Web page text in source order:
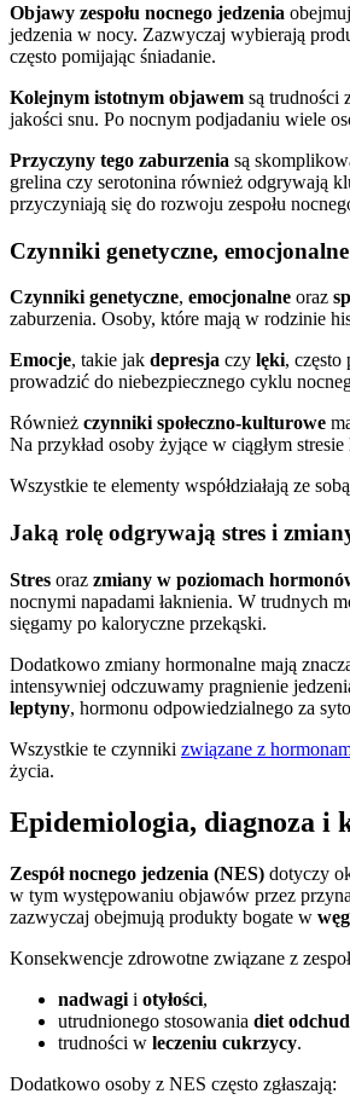
Objawy zespołu nocnego jedzenia
jedzenia w nocy. Zazwyczaj wybierają
często pomijając śniadanie.
Kolejnym istotnym objawem są trudności
jakości snu. Po nocnym podjadaniu wiele
Przyczyny tego zaburzenia są
grelina czy serotonina również odgrywają
przyczyniają się do rozwoju zespołu
Czynniki genetyczne, emocjonalne
Czynniki genetyczne, emocjonalne oraz
zaburzenia. Osoby, które mają w rodzinie
Emocje, takie jak depresja czy lęki, często
prowadzić do niebezpiecznego cyklu
Również czynniki społeczno-kulturowe
Na przykład osoby żyjące w ciągłym
Wszystkie te elementy współdziałają ze
Jaką rolę odgrywają stres i
Stres oraz zmiany w poziomach
nocnymi napadami łaknienia. W trudnych
sięgamy po kaloryczne przekąski.
Dodatkowo zmiany hormonalne mają
intensywniej odczuwamy pragnienie
leptyny, hormonu odpowiedzialnego za
Wszystkie te czynniki związane z
życia.
Epidemiologia, diagnoza i
Zespół nocnego jedzenia (NES) dotyczy
w tym występowaniu objawów przez
zazwyczaj obejmują produkty bogate w
Konsekwencje zdrowotne związane z
nadwagi i otyłości,
utrudnionego stosowania diet
trudności w leczeniu cukrzycy.
Dodatkowo osoby z NES często zgłaszają: